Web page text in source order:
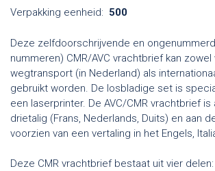
Verpakking eenheid: 500
Deze zelfdoorschrijvende en
nummeren) CMR/AVC vrachtbrief kan
wegtransport (in Nederland) als
gebruikt worden. De losbladige set is
een laserprinter. De AVC/CMR vrachtbrief
drietalig (Frans, Nederlands, Duits) en aan
voorzien van een vertaling in het Engels,
Deze CMR vrachtbrief bestaat uit vier delen: